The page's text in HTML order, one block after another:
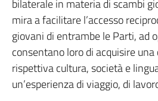
bilaterale in materia di scambi
mira a facilitare l’accesso
giovani di entrambe le Parti, ad
consentano loro di acquisire
rispettiva cultura, società e
un’esperienza di viaggio, di